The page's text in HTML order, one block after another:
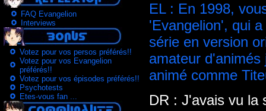
FAQ Evangelion
Interviews
Votez pour vos persos préférés!!
Votez pour vos Evangelion
préférés!!
Votez pour vos épisodes préférés!!
Psychotests
Etes-vous fan ...
EL : En 1998,
'Evangelion', qui
série en version
amateur
animé comme
DR : J'avais vu la